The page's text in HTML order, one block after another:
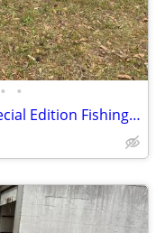
• •
2015 Jackson Big Rig Yak Attack Special Edition Fishing Kayak